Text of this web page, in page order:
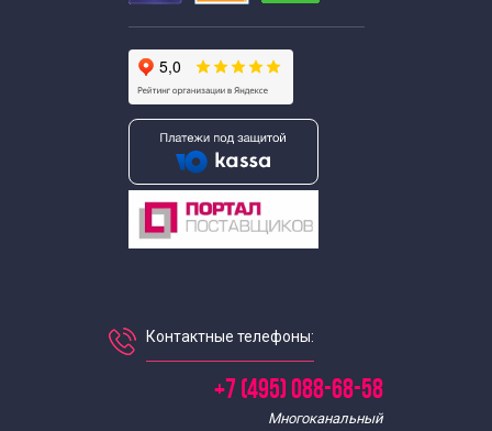
Экскурсии для школьников начальных классов
Литературные экскурсии для начальной школы
Экскурсии для школьников на каникулы
Однодневные экскурсии для школьников
Экскурсии для школьников по истории
Экскурсии для школьников по русскому языку и
Контактные телефоны:
+7 (495) 088-68-58
Многоканальный